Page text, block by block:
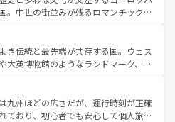
してほしい。
、フランスは美食の国としても知ら
発祥地であるランス、プロヴァンスの
畑など、多彩な楽しみ方が可能だ。さ
域にも魅力が溢れており、どの街角に
とそれぞれで全く異なる文化を体験で
う。 なお、新着のフランス情報はコンテンツ一覧
。中世の街並みが残るロマンチック街
どこを歩いても飽きることがない。ベ
、バイエルン州のアルプスの絶景、そ
ワイン畑といった風景は必見。ビール
体験してほしい。 なお、新着の
ンツ一覧を参照してほしい。
き伝統と最先端が共存する国。ウェス
大英博物館のようなランドマーク、歴
力がある。また、優雅なアフタヌーン
にはたまらない英国パブ、サッカー観
こそできる体験も豊富。イギリスを旅
九州ほどの広さだが、運行時刻が正確
ており、初心者でも安心して個人旅行